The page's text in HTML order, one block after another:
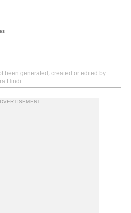
been generated, created or edited by
Hindi